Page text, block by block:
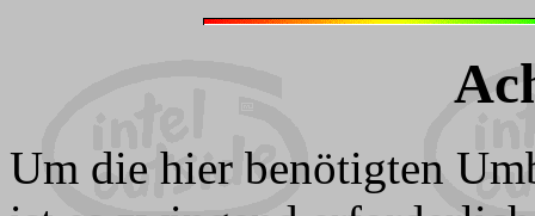
Um die hier benötigten